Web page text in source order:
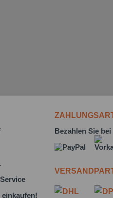
Bezahlen Sie